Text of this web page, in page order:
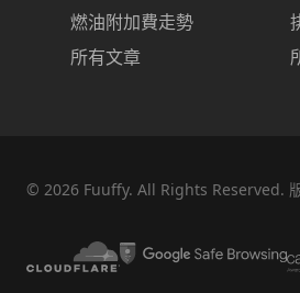
燃油附加費走勢
所有文章
© 2026 Fuuffy. All Rights Reserved.